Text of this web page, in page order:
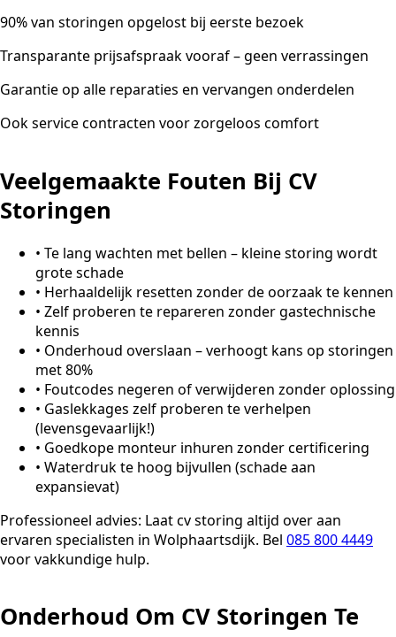
90% van storingen opgelost bij eerste bezoek
Transparante prijsafspraak vooraf – geen verrassingen
Garantie op alle reparaties en vervangen onderdelen
Ook service contracten voor zorgeloos comfort
Veelgemaakte Fouten Bij CV
Storingen
• Te lang wachten met bellen – kleine storing wordt
grote schade
• Herhaaldelijk resetten zonder de oorzaak te kennen
• Zelf proberen te repareren zonder gastechnische
kennis
• Onderhoud overslaan – verhoogt kans op storingen
met 80%
• Foutcodes negeren of verwijderen zonder oplossing
• Gaslekkages zelf proberen te verhelpen
(levensgevaarlijk!)
• Goedkope monteur inhuren zonder certificering
• Waterdruk te hoog bijvullen (schade aan
expansievat)
Professioneel advies: Laat cv storing altijd over aan
ervaren specialisten in Wolphaartsdijk. Bel 085 800 4449
voor vakkundige hulp.
Onderhoud Om CV Storingen Te